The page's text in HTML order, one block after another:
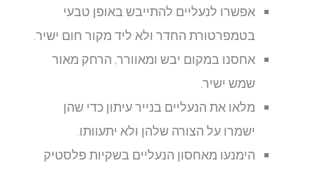
אפשרו לנעליים להתייבש באופן טבעי
בטמפרטורת החדר ולא ליד מקור חום ישיר.
אחסנו במקום יבש ומאוורר, הרחק מאור
שמש ישיר.
מלאו את הנעליים בנייר עיתון כדי שהן
ישמרו על הצורה שלהן ולא יתעוותו.
הימנעו מאחסון הנעליים בשקיות פלסטיק